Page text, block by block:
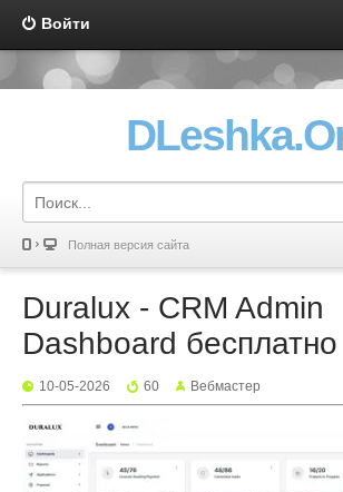
Войти
Полная версия сайта
Duralux - CRM Admin
Dashboard бесплатно
10-05-2026 60 Вебмастер